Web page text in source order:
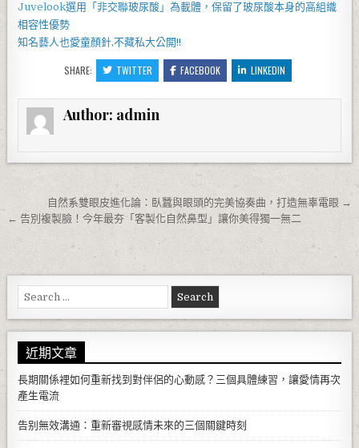
Juvelook選用「非交聯玻尿酸」為載體，保留了玻尿酸本身的高組織
相容性優勢
知名藝人也愛童顏針,不藏私大公開!!
SHARE: TWITTER FACEBOOK LINKEDIN
Author: admin
文章導覽
自然系雙眼皮進化論：臥蠶與眼頭的完美協奏曲，打造無辜電眼 →
← 告別複製臉！今年最夯「客製化自然鼻型」讓你美得獨一無二
Search for:
近期文章
長期關係裡如何重新找到對伴侶的心動感？三個具體練習，讓愛情再次
產生電流
告别無效溝通：重新審視感情未來的三個關鍵時刻